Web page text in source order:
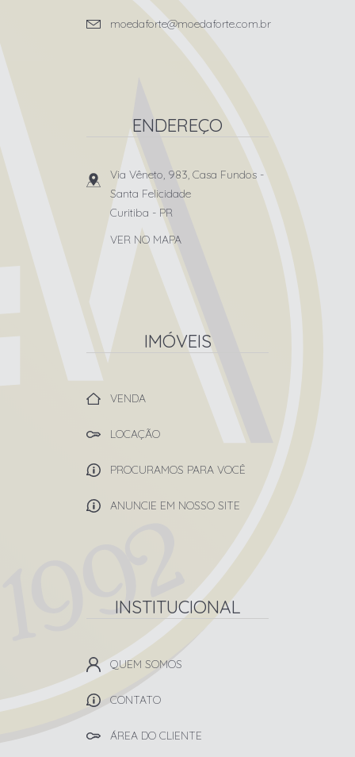
moedaforte@moedaforte.com.br
ENDEREÇO
Via Vêneto, 983, Casa Fundos -
Santa Felicidade
Curitiba - PR
VER NO MAPA
IMÓVEIS
VENDA
LOCAÇÃO
PROCURAMOS PARA VOCÊ
ANUNCIE EM NOSSO SITE
INSTITUCIONAL
QUEM SOMOS
CONTATO
ÁREA DO CLIENTE